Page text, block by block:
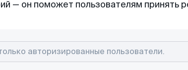
— он поможет пользователям принять